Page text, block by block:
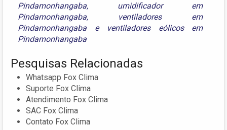
Pindamonhangaba, umidificador em
Pindamonhangaba, ventiladores em
Pindamonhangaba e
ventiladores eólicos em
Pindamonhangaba
Pesquisas Relacionadas
Whatsapp Fox Clima
Suporte Fox Clima
Atendimento Fox Clima
SAC Fox Clima
Contato Fox Clima